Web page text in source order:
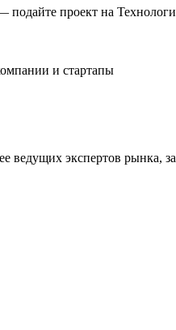
проект на
и стартапы
ведущих экспертов рынка,